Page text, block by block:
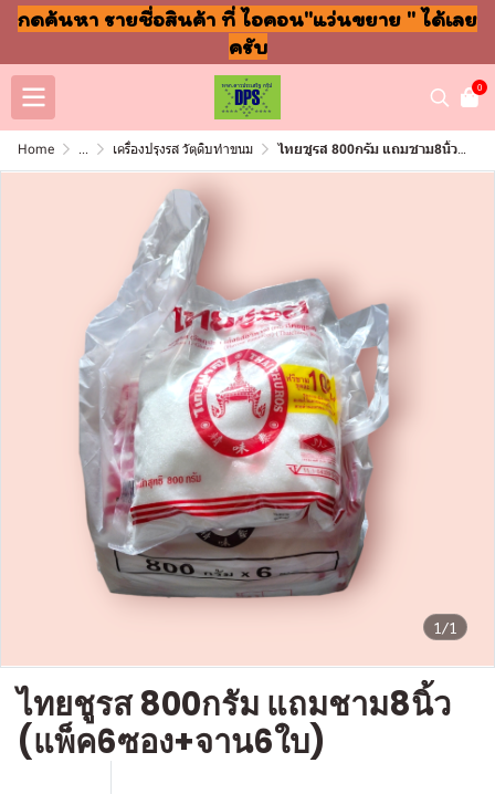
กดค้นหา รายชื่อสินค้า ที่ ไอคอน"แว่นขยาย " ได้เลย
ครับ
0
Home ... เครื่องปรุงรส วัตุดิบทำขนม ไทยชูรส 800กรัม แถมชาม8นิ้ว (แพ็ค6ซอง+จาน6ใบ)
1/1
ไทยชูรส 800กรัม แถมชาม8นิ้ว
(แพ็ค6ซอง+จาน6ใบ)